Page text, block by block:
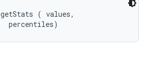
getStats ( values,
percentiles)